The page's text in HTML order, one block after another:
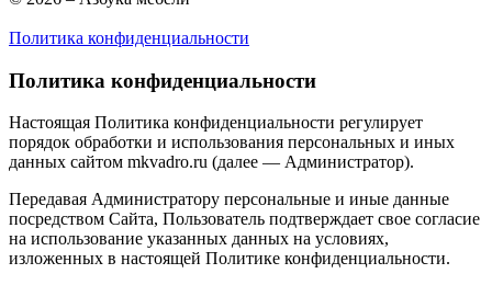
Политика конфиденциальности
Политика конфиденциальности
Настоящая Политика конфиденциальности регулирует
порядок обработки и использования персональных и иных
данных сайтом mkvadro.ru (далее — Администратор).
Передавая Администратору персональные и иные данные
посредством Сайта, Пользователь подтверждает свое согласие
на использование указанных данных на условиях,
изложенных в настоящей Политике конфиденциальности.